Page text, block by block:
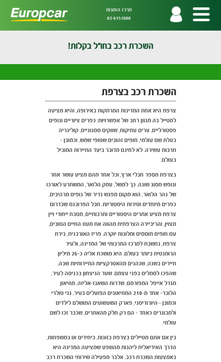
מרכז הזמנות
03-6151000
השכרת רכב בחו"ל בקלות!
השכרת רכב בצרפת
צרפת היא אחת המדינות המרתקות באירופה, והיא מציעה
למטייל בה מגוון רחב של אפשרויות: כפרים ציוריים ונופים
פסטורליים, ערים עתיקות, שווקים ססגוניים, קולינריה
בעלת שם עולמי, חופים זהובים שטופי שמש, וכמובן -
תרבות עשירה. לא לחינם מדובר ביעד התיירות המוביל
בעולם.
בצרפת מספר חבלי ארץ, וכל אחד מהם מציע עושר אחר
ונופש מסוג שונה. כך למשל, עמק הלואר, המשתרע לאורכו
של נהר הלואר, הוא מקום מפגש נדיר של נופים מרהיבים,
כפרים מיוחדים וטירות היסטוריות. חבל הפרובנס שבדרום
צרפת מציע אתרים היסטוריים ותרבותיים, מטבח ייחודי ויין
מצוין, והריביירה הצרפתית מהווה את מעוז החיים הטובים,
עם חופים תוססים ומלונות יוקרה. פריז האורבנית, בירת
צרפת, נחשבת למרכז התרבותי של המדינה, ולעיר
הרומנטית ביותר בעולם. היא מושכת אליה כ-26 מיליון
תיירים בשנה, שנהנים מהאטרקציות התיירותיות שבה,
שהפכו לסמלים בפני עצמם. שער הניצחון בכניסה לעיר,
מגדל אייפל המפורסם, שדרות השאנז-אליזה, מוזיאון
הלובר- אחד מ-210 המוזיאונים הפועלים בעיר, גני טולרי
וכמובן –היורודיסני, פארק השעשועים המושלם לילדים
ולמבוגרים כאחד - הם רק חלק מהאתרים, שכבר זכו לשם
עולמי.
בין אם אתם מטיילים בצרפת בזוגות, ביחידים או במשפחות,
הדרך האידיאלית ליהנות מהשפע שמציעה המדינה היא
באמצעות השכרת רכב. אלבר מפעילה שירותי השכרת רכב